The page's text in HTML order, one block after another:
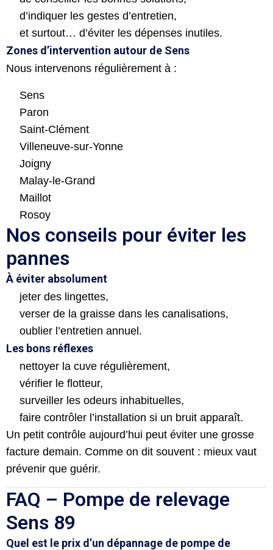
d’indiquer les gestes d’entretien,
et surtout… d’éviter les dépenses inutiles.
Zones d’intervention autour de Sens
Nous intervenons régulièrement à :
Sens
Paron
Saint-Clément
Villeneuve-sur-Yonne
Joigny
Malay-le-Grand
Maillot
Rosoy
Nos conseils pour éviter les
pannes
À éviter absolument
jeter des lingettes,
verser de la graisse dans les canalisations,
oublier l’entretien annuel.
Les bons réflexes
nettoyer la cuve régulièrement,
vérifier le flotteur,
surveiller les odeurs inhabituelles,
faire contrôler l’installation si un bruit apparaît.
Un petit contrôle aujourd’hui peut éviter une grosse
facture demain. Comme on dit souvent : mieux vaut
prévenir que guérir.
FAQ – Pompe de relevage
Sens 89
Quel est le prix d’un dépannage de pompe de